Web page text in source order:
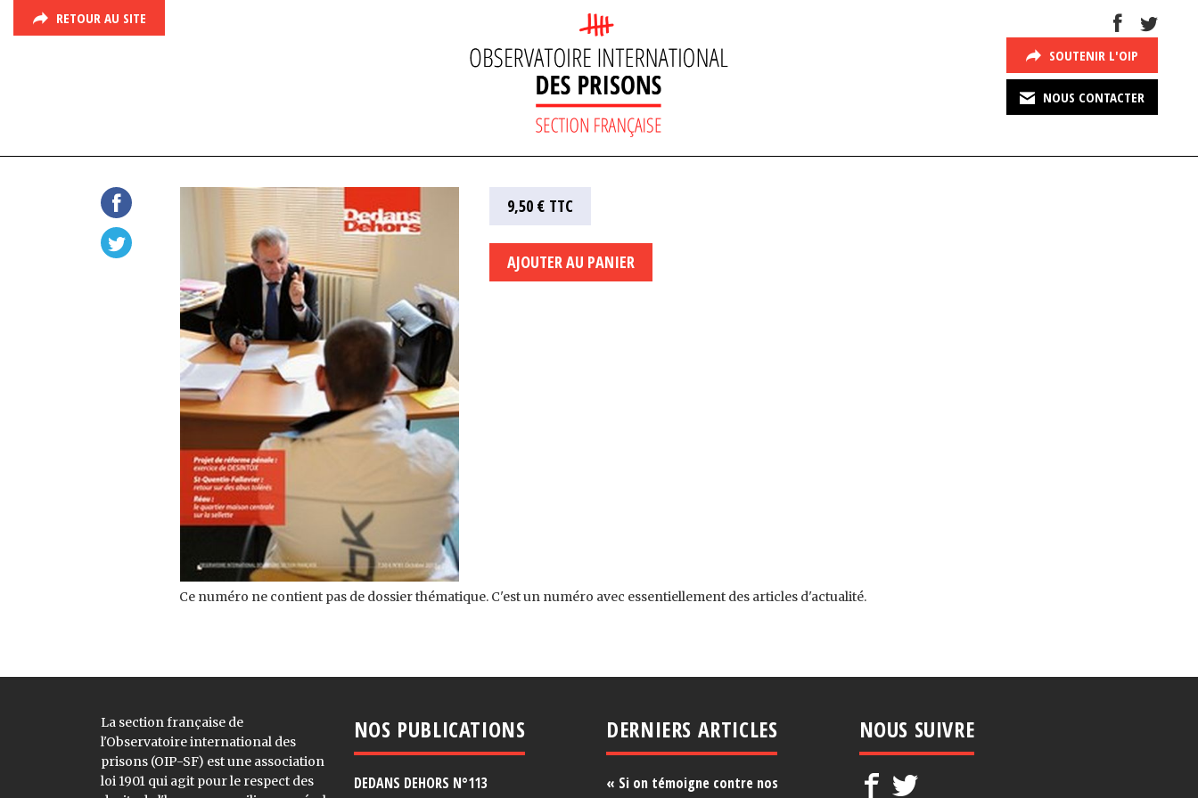
RETOUR AU SITE
SOUTENIR L'OIP
NOUS CONTACTER
9,50 € TTC
Ce numéro ne contient pas de dossier thématique. C'est un numéro avec essentiellement des articles d'actualité.
La section française de
l'Observatoire international des
prisons (OIP-SF) est une association
loi 1901 qui agit pour le respect des
NOS PUBLICATIONS
DEDANS DEHORS N°113
DERNIERS ARTICLES
« Si on témoigne contre nos
NOUS SUIVRE